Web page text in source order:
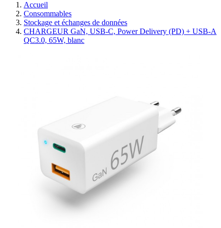
Accueil
Consommables
Stockage et échanges de données
CHARGEUR GaN, USB-C, Power Delivery (PD) + USB-A
QC3.0, 65W, blanc